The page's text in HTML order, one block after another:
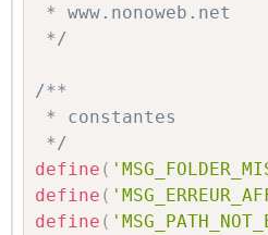
* www.nonoweb.net
*/
/**
* constantes
*/
define (
define (
define (